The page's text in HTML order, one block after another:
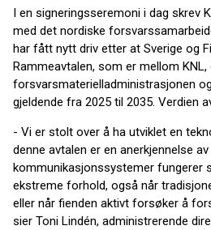
I en signeringsseremoni i dag skrev
med det nordiske
har fått nytt driv etter at Sverige og
Rammeavtalen, som er mellom KNL,
forsvarsmaterielladministrasjonen
gjeldende fra 2025 til 2035. Verdien
- Vi er stolt over å ha utviklet en
denne avtalen er en anerkjennelse
kommunikasjonssystemer fungerer
ekstreme forhold, også når
eller når fienden aktivt forsøker å
sier Toni Lindén, administrerende